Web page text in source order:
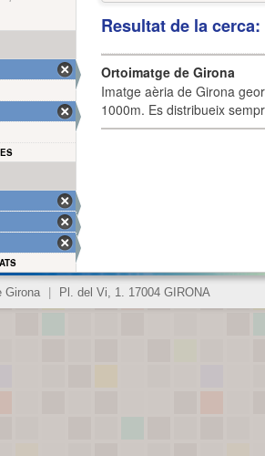
Resultat de la
Ortoimatge de Girona
Imatge aèria de Girona
1000m. Es distribueix
Girona Pl. del Vi, 1. 17004 GIRONA